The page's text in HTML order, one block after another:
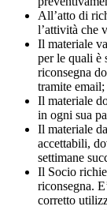
All’atto di
l’attività che
Il materiale
per le quali è
riconsegna
tramite email;
Il materiale
in ogni sua
Il materiale
accettabili,
settimane
Il Socio
riconsegna.
corretto